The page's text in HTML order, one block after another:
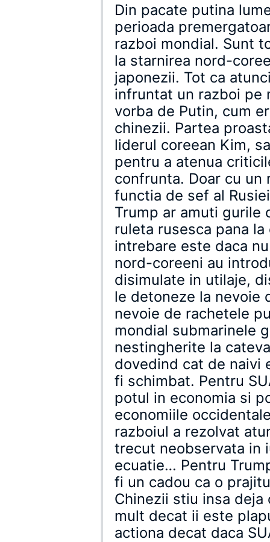
Din pacate putina
perioada
razboi mondial. Sunt
la starnirea nord-
japonezii. Tot ca
infruntat un razboi pe
vorba de Putin, cum
chinezii. Partea
liderul coreean Kim,
pentru a atenua
confrunta. Doar cu un
functia de sef al
Trump ar amuti gurile
ruleta rusesca pana
intrebare este daca
nord-coreeni au
disimulate in utilaje,
le detoneze la nevoie
nevoie de rachetele
mondial submarinele
nestingherite la
dovedind cat de naivi
fi schimbat. Pentru
potul in economia si
economiile
razboiul a rezolvat
trecut neobservata in
ecuatie… Pentru
fi un cadou ca o
Chinezii stiu insa deja
mult decat ii este
actiona decat daca